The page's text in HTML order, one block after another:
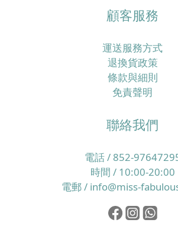
顧客服務
運送服務方式
退換貨政策
條款與細則
免責聲明
聯絡我們
電話 / 852-
時間 / 10:00-20:00
電郵 / info@miss-